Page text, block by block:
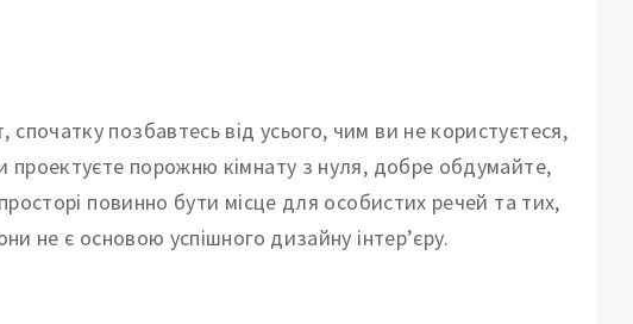
позбавтесь від усього, чим ви не користуєтеся,
порожню кімнату з нуля, добре обдумайте,
повинно бути місце для особистих речей та тих,
не є основою успішного дизайну інтер’єру.